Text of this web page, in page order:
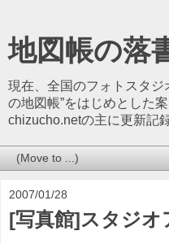
地図帳の落
現在、全国のフォトスタジ
の地図帳”をはじめとした
chizucho.netの主に更新記
2007/01/28
[写真館]スタジオ